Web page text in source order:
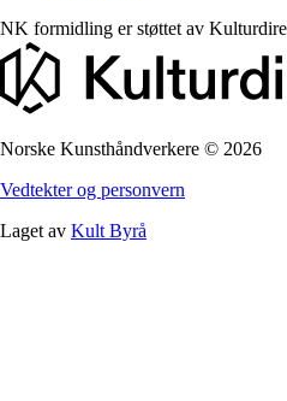
NK formidling er støttet av
Norske Kunsthåndverkere © 2026
Vedtekter og personvern
Laget av Kult Byrå